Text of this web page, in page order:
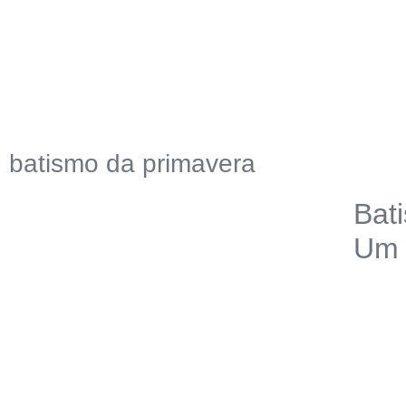
batismo da primavera